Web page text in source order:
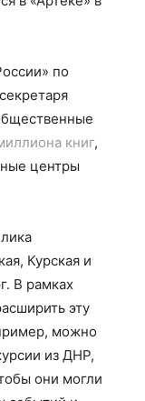
по
книг,
центры
Курская и
В рамках
эту
можно
из ДНР,
они могли